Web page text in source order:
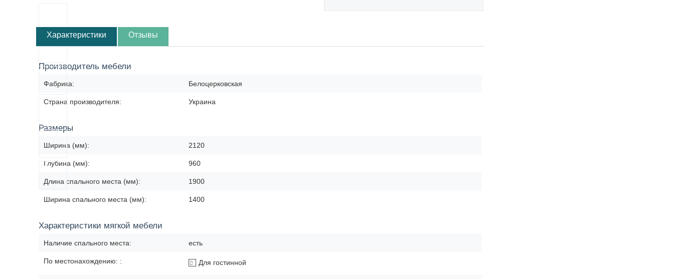
Характеристики Отзывы
Производитель мебели
Фабрика: Белоцерковская
Страна производителя: Украина
Размеры
Ширина (мм): 2120
Глубина (мм): 960
Длина спального места (мм): 1900
Ширина спального места (мм): 1400
Характеристики мягкой мебели
Наличие спального места: есть
По местонахождению: : Для гостинной